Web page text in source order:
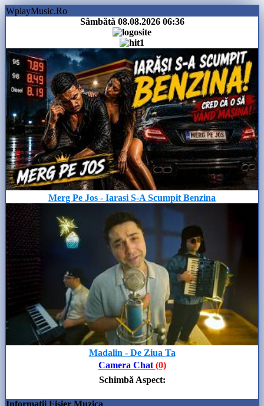
WplayMusic.Ro
Sâmbătă 08.08.2026 06:36
Merg Pe Jos - Iarasi S-A Scumpit Benzina
Madalin - De Ziua Ta
Camera Chat (0)
Schimbă Aspect:
Informaţii Fişier Muzica